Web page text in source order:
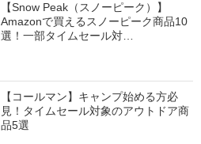
【Snow Peak（スノーピーク）】
Amazonで買えるスノーピーク商品10
選！一部タイムセール対…
【コールマン】キャンプ始める方必
見！タイムセール対象のアウトドア商
品5選